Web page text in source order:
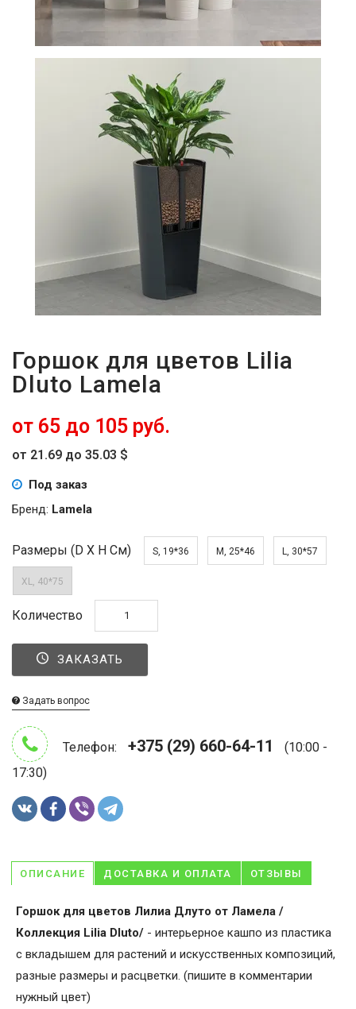
Горшок для цветов Lilia
Dluto Lamela
от 65 до 105 руб.
от 21.69 до 35.03 $
Под заказ
Бренд: Lamela
Размеры (D Х H См) S, 19*36 M, 25*46 L, 30*57
XL, 40*75
Количество
ЗАКАЗАТЬ
Задать вопрос
Телефон: +375 (29) 660-64-11
(10:00 -
17:30)
ОПИСАНИЕ ДОСТАВКА И ОПЛАТА ОТЗЫВЫ
Горшок для цветов Лилиа Длуто от Ламела /
Коллекция Lilia Dluto/ - интерьерное кашпо из пластика
с вкладышем для растений и искусственных композиций,
разные размеры и расцветки. (пишите в комментарии
нужный цвет)